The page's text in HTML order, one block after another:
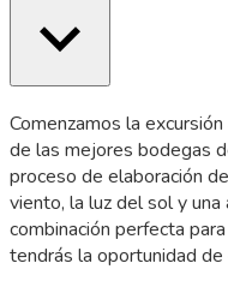
Comenzamos la
de las mejores bodegas
proceso de elaboración
viento, la luz del sol y
combinación perfecta
tendrás la oportunidad de